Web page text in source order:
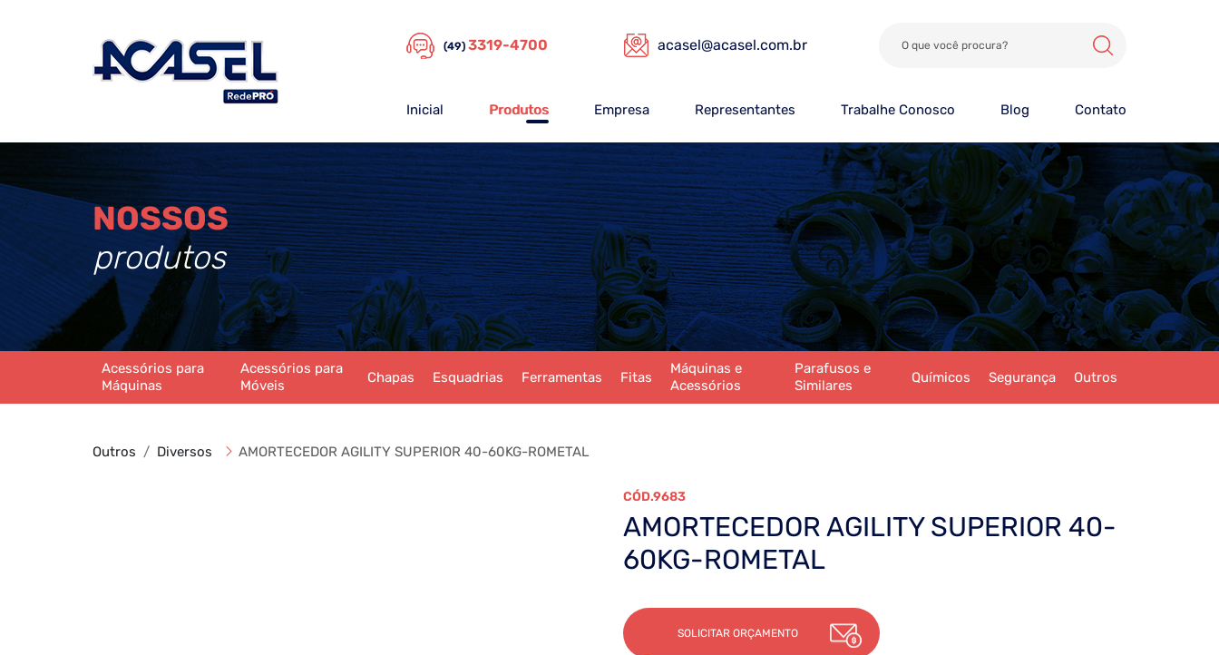
(49) 3319-4700 acasel@acasel.com.br
Inicial Produtos Empresa Representantes Trabalhe Conosco Blog Contato
NOSSOS
produtos
Acessórios para
Máquinas
Acessórios para
Móveis
Chapas Esquadrias Ferramentas Fitas
Máquinas e
Acessórios
Parafusos e
Similares
Químicos Segurança Outros
Outros Diversos AMORTECEDOR AGILITY SUPERIOR 40-60KG-ROMETAL
9683
AMORTECEDOR AGILITY SUPERIOR 40-
60KG-ROMETAL
SOLICITAR ORÇAMENTO